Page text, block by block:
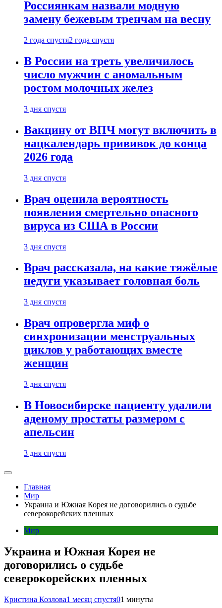
Россиянкам назвали модную
замену бежевым тренчам на весну
2 года спустя2 года спустя
В России на треть увеличилось
число мужчин с аномальным
ростом молочных желез
3 дня спустя
Вакцину от ВПЧ могут включить в
нацкалендарь прививок до конца
2026 года
3 дня спустя
Врач оценила вероятность
появления смертельно опасного
вируса из США в России
3 дня спустя
Врач рассказала, на какие тяжёлые
недуги указывает головная боль
3 дня спустя
Врач опровергла миф о
синхронизации менструальных
циклов у работающих вместе
женщин
3 дня спустя
В Новосибирске пациенту удалили
аденому простаты размером с
апельсин
3 дня спустя
Главная
Мир
Украина и Южная Корея не договорились о судьбе
северокорейских пленных
Мир
Украина и Южная Корея не
договорились о судьбе
северокорейских пленных
Кристина Козлова1 месяц спустя01 минуты